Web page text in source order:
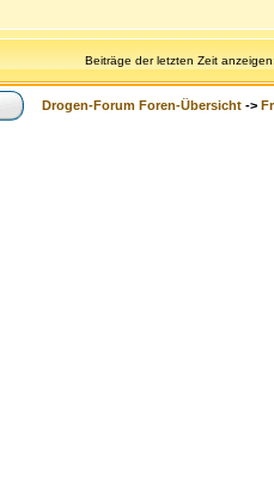
Beiträge der letzten Zeit
Drogen-Forum Foren-Übersicht ->